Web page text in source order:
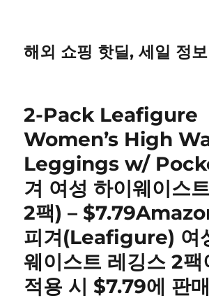
해외 쇼핑 핫딜, 세일 정보
2-Pack Leafigure
Women’s High
Leggings w/
겨 여성 하이웨이스
2팩) –
피겨(Leafigure) 여
웨이스트 레깅스 2팩
적용 시 $7.79에 판